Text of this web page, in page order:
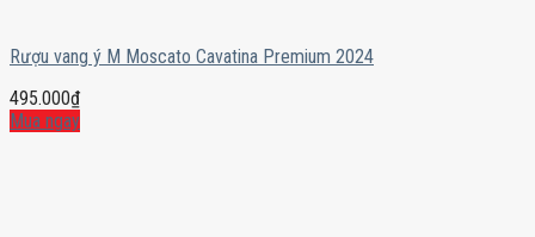
Rượu vang ý M Moscato Cavatina Premium 2024
495.000₫
Mua ngay